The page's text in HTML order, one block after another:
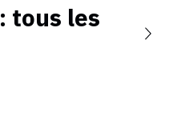
: tous les